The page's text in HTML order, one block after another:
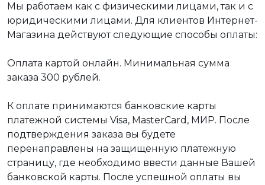
Мы работаем как с физическими лицами, так и с
юридическими лицами. Для клиентов Интернет-
Магазина действуют следующие способы оплаты:
Оплата картой онлайн. Минимальная сумма
заказа 300 рублей.
К оплате принимаются банковские карты
платежной системы Visa, MasterCard, МИР. После
подтверждения заказа вы будете
перенаправлены на защищенную платежную
страницу, где необходимо ввести данные Вашей
банковской карты. После успешной оплаты вы